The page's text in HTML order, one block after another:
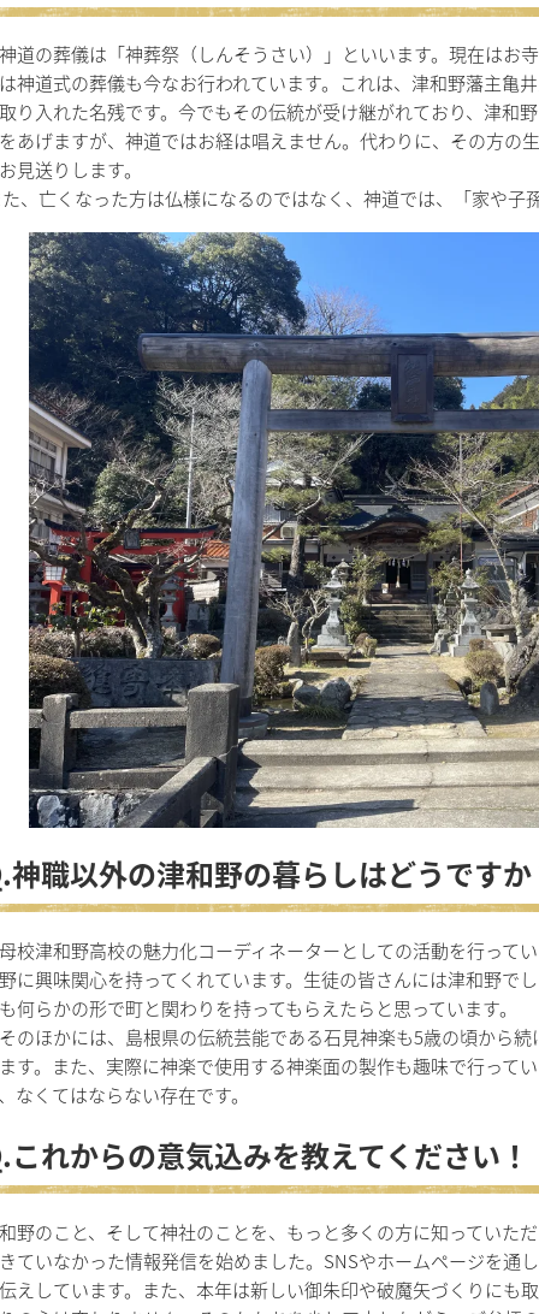
道の葬儀は「神葬祭（しんそうさい）」といいます。現在はお
神道式の葬儀も今なお行われています。これは、津和野藩主亀
り入れた名残です。今でもその伝統が受け継がれており、津和
あげますが、神道ではお経は唱えません。代わりに、その方の
見送りします。
た、亡くなった方は仏様になるのではなく、神道では、「家や子
神職以外の津和野の暮らしはどうです
校津和野高校の魅力化コーディネーターとしての活動を行って
に興味関心を持ってくれています。生徒の皆さんには津和野で
何らかの形で町と関わりを持ってもらえたらと思っています。
のほかには、島根県の伝統芸能である石見神楽も5歳の頃から
す。また、実際に神楽で使用する神楽面の製作も趣味で行って
なくてはならない存在です。
これからの意気込みを教えてください！
野のこと、そして神社のことを、もっと多くの方に知っていた
ていなかった情報発信を始めました。SNSやホームページを通
えしています。また、本年は新しい御朱印や破魔矢づくりにも